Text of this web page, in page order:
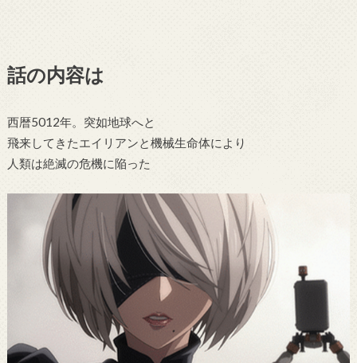
話の内容は
西暦5012年。突如地球へと
飛来してきたエイリアンと機械生命体により
人類は絶滅の危機に陥った